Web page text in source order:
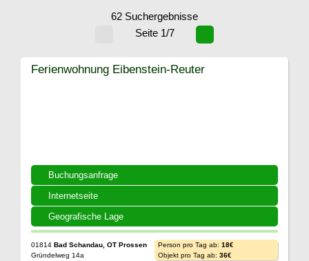
62 Suchergebnisse
Seite 1/7
Buchungsanfrage
Internetseite
Geografische Lage
Ferienwohnung Eibenstein-Reuter
01814 Bad Schandau, OT Prossen
Gründelweg 14a
Person pro Tag ab: 18€
Objekt pro Tag ab: 36€